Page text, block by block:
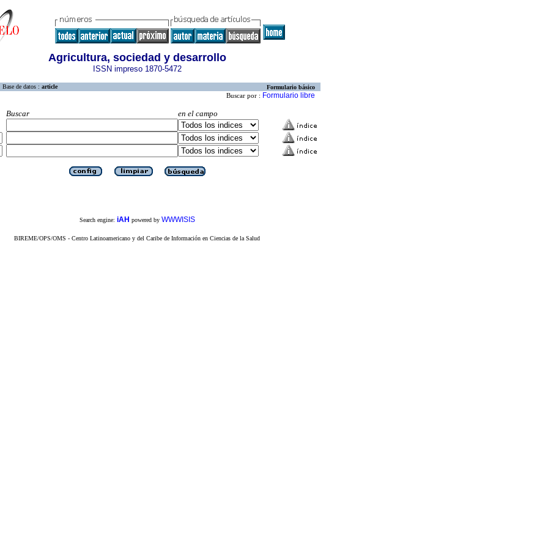
Agricultura, sociedad y desarrollo
ISSN impreso 1870-5472
Base de datos : article Formulario básico
Buscar por : Formulario libre
Buscar
en el campo
Search engine: iAH powered by WWWISIS
BIREME/OPS/OMS - Centro Latinoamericano y del Caribe de Información en Ciencias de la Salud